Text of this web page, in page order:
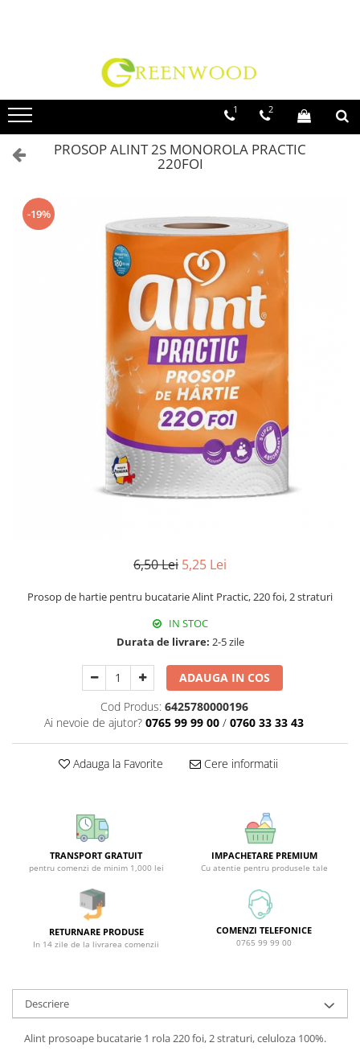
Produse Curatenie
Detergenti Rufe
Detergent Rufe Pudra
Detergent Rufe Lichid
Parfum Rufe
Inalbitor & Indepartare Pete
Anticalcar & Igienizante
Aragaz, Plita, Cuptor & Grill
Prosoape de Hartie & Servetele
Accesorii Bucatarie
Lemn & Parchet
Gresie, Piatra & Granit
Odorizant Camera
Detergenti Diverse Suprafete
Dezinfectant Suprafete
Covor & Tapiterie
Ingrijire Personala
Sampon Par
Vopsea Par
Accesorii Par
Ingrijire Corp
Sapun
Gel de Dus
1 2
PROSOP ALINT 2S MONOROLA PRACTIC
220FOI
-19%
6,50 Lei 5,25 Lei
Prosop de hartie pentru bucatarie Alint Practic, 220 foi, 2 straturi
IN STOC
Durata de livrare: 2-5 zile
ADAUGA IN COS
Cod Produs: 6425780000196
Ai nevoie de ajutor? 0765 99 99 00 / 0760 33 33 43
Adauga la Favorite Cere informatii
TRANSPORT GRATUIT
pentru comenzi de minim 1,000 lei
IMPACHETARE PREMIUM
Cu atentie pentru produsele tale
RETURNARE PRODUSE
In 14 zile de la livrarea comenzii
COMENZI TELEFONICE
0765 99 99 00
Descriere
Alint prosoape bucatarie 1 rola 220 foi, 2 straturi, celuloza 100%.